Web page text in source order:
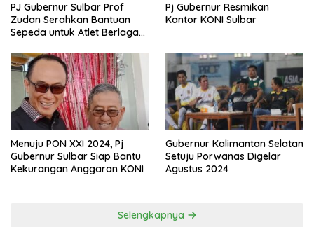
PJ Gubernur Sulbar Prof
Zudan Serahkan Bantuan
Sepeda untuk Atlet Berlaga
Pj Gubernur Resmikan
Kantor KONI Sulbar
Menuju PON XXI 2024, Pj
Gubernur Sulbar Siap Bantu
Kekurangan Anggaran KONI
Gubernur Kalimantan Selatan
Setuju Porwanas Digelar
Agustus 2024
Selengkapnya